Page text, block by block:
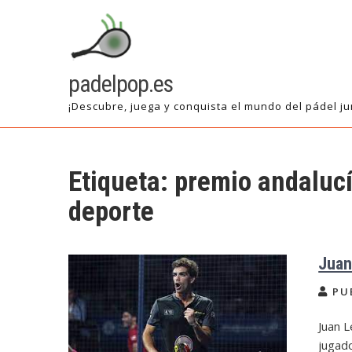
padelpop.es
¡Descubre, juega y conquista el mundo del pádel
Etiqueta: premio
deporte
Juan